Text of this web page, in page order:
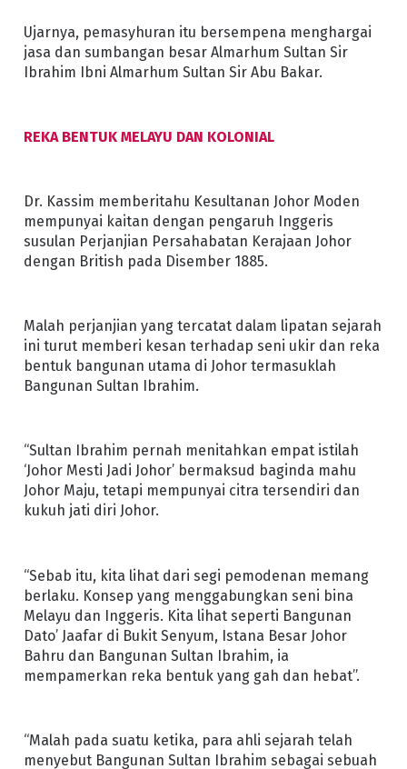
Ujarnya, pemasyhuran itu bersempena menghargai
jasa dan sumbangan besar Almarhum Sultan Sir
Ibrahim Ibni Almarhum Sultan Sir Abu Bakar.
REKA BENTUK MELAYU DAN KOLONIAL
Dr. Kassim memberitahu Kesultanan Johor Moden
mempunyai kaitan dengan pengaruh Inggeris
susulan Perjanjian Persahabatan Kerajaan Johor
dengan British pada Disember 1885.
Malah perjanjian yang tercatat dalam lipatan sejarah
ini turut memberi kesan terhadap seni ukir dan reka
bentuk bangunan utama di Johor termasuklah
Bangunan Sultan Ibrahim.
“Sultan Ibrahim pernah menitahkan empat istilah
‘Johor Mesti Jadi Johor’ bermaksud baginda mahu
Johor Maju, tetapi mempunyai citra tersendiri dan
kukuh jati diri Johor.
“Sebab itu, kita lihat dari segi pemodenan memang
berlaku. Konsep yang menggabungkan seni bina
Melayu dan Inggeris. Kita lihat seperti Bangunan
Dato’ Jaafar di Bukit Senyum, Istana Besar Johor
Bahru dan Bangunan Sultan Ibrahim, ia
mempamerkan reka bentuk yang gah dan hebat”.
“Malah pada suatu ketika, para ahli sejarah telah
menyebut Bangunan Sultan Ibrahim sebagai sebuah